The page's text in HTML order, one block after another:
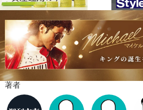
著者